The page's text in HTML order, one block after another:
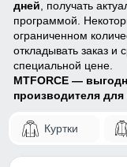
дней, получать
программой.
ограниченном
откладывать заказ и
специальной цене.
MTFORCE —
производителя
Куртки